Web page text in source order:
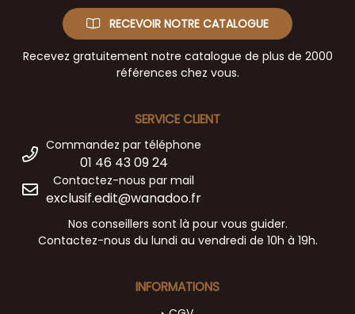
RECEVOIR NOTRE CATALOGUE
Recevez gratuitement notre catalogue de plus de 2000
références chez vous.
SERVICE CLIENT
Commandez par téléphone
01 46 43 09 24
Contactez-nous par mail
exclusif.edit@wanadoo.fr
Nos conseillers sont là pour vous guider.
Contactez-nous du lundi au vendredi de 10h à 19h.
INFORMATIONS